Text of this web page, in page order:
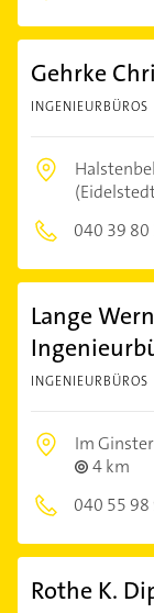
Gehrke
INGENIEURBÜROS
040 39 80
Lange
INGENIEURBÜROS
Im
4 km
040 55 98
Rothe K.